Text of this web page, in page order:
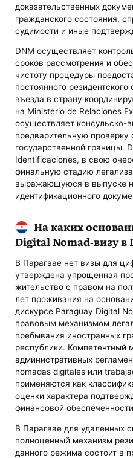
доказательственных
гражданского состояния,
судимости и иные
DNM осуществляет
сроков рассмотрения и
чистоту процедуры
постоянного
въезда в страну
на Ministerio de Relaciones
осуществляет консульско-
предварительную проверку
государственной границы.
Identificaciones, в свою
финальную стадию
выражающуюся в выпуске
идентификационного
На каких
Digital Nomad-визу в
В Парагвае нет визы для
утверждена упрощенная
жительство с правом на
лет проживания на
дискурсе Paraguay Digital
правовым механизмом
пребывания иностранных
республики. Компетентный
административных
nomadas digitales или
применяются как
оценки характера
финансовой
В Парагвае для удаленных
полноценный механизм
данного режима состоит в